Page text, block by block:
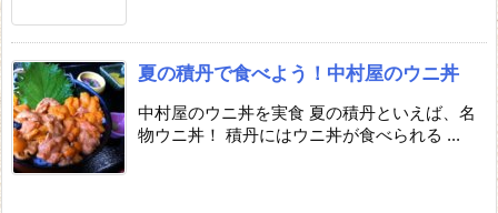
夏の積丹で食べよう！中村屋のウニ丼
中村屋のウニ丼を実食 夏の積丹といえば、名
物ウニ丼！ 積丹にはウニ丼が食べられる ...